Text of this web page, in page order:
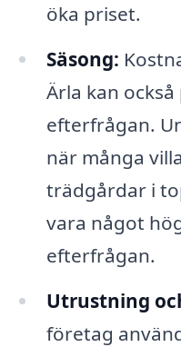
öka priset.
Säsong:
Ärla kan
efterfrågan.
när många
trädgårdar i
vara något
efterfrågan.
Utrustning
företag